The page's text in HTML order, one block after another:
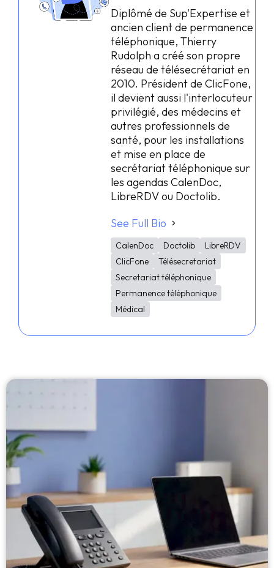
Diplômé de Sup'Expertise et
ancien client de permanence
téléphonique, Thierry
Rudolph a créé son propre
réseau de télésecrétariat en
2010. Président de ClicFone,
il devient aussi l'interlocuteur
privilégié, des médecins et
autres professionnels de
santé, pour les installations
et mise en place de
secrétariat téléphonique sur
les agendas CalenDoc,
LibreRDV ou Doctolib.
See Full Bio
CalenDoc Doctolib
LibreRDV
ClicFone
Télésecretariat
Secretariat téléphonique
Permanence téléphonique
Médical